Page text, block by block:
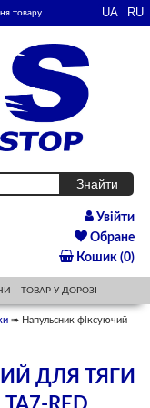
товару
Увійти
Обране
Кошик (0)
ТОВАР У ДОРОЗІ
➠ Напульсник фіксуючий
ДЛЯ ТЯГИ